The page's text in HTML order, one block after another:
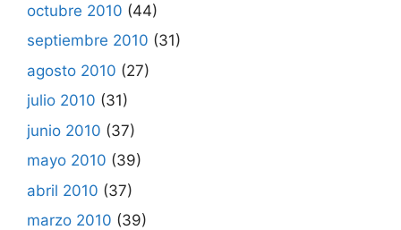
octubre 2010 (44)
septiembre 2010 (31)
agosto 2010 (27)
julio 2010 (31)
junio 2010 (37)
mayo 2010 (39)
abril 2010 (37)
marzo 2010 (39)